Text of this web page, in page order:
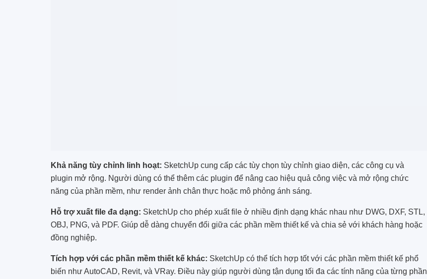
Khả năng tùy chỉnh linh hoạt: SketchUp cung cấp các tùy chọn tùy chỉnh giao diện, các công cụ và
plugin mở rộng. Người dùng có thể thêm các plugin để nâng cao hiệu quả công việc và mở rộng chức
năng của phần mềm, như render ảnh chân thực hoặc mô phỏng ánh sáng.
Hỗ trợ xuất file đa dạng: SketchUp cho phép xuất file ở nhiều định dạng khác nhau như DWG, DXF, STL,
OBJ, PNG, và PDF. Giúp dễ dàng chuyển đổi giữa các phần mềm thiết kế và chia sẻ với khách hàng hoặc
đồng nghiệp.
Tích hợp với các phần mềm thiết kế khác: SketchUp có thể tích hợp tốt với các phần mềm thiết kế phổ
biến như AutoCAD, Revit, và VRay. Điều này giúp người dùng tận dụng tối đa các tính năng của từng phần